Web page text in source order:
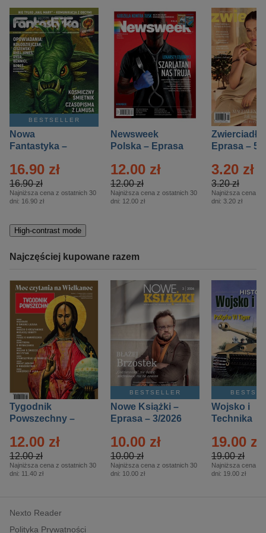
BESTSELLER
Nowa
Fantastyka –
16.90 zł
16.90 zł
Najniższa cena z ostatnich 30
dni: 16.90 zł
Newsweek
Polska – Eprasa
12.00 zł
12.00 zł
Najniższa cena z ostatnich 30
dni: 12.00 zł
Zwierciadło
Eprasa – 5/
3.20 zł
3.20 zł
Najniższa cena z
dni: 3.20 zł
High-contrast mode
Najczęściej kupowane razem
Tygodnik
Powszechny –
12.00 zł
12.00 zł
Najniższa cena z ostatnich 30
dni: 11.40 zł
BESTSELLER
Nowe Książki –
Eprasa – 3/2026
10.00 zł
10.00 zł
Najniższa cena z ostatnich 30
dni: 10.00 zł
Wojsko i
Technika
– 2/2026
19.00 zł
19.00 zł
Najniższa cena z
dni: 19.00 zł
Nexto Reader
Polityka Prywatności